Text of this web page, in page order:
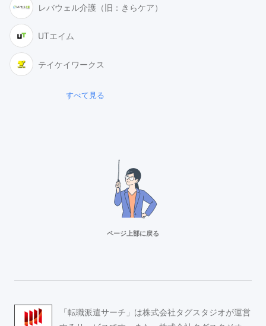
事務求人が豊富！
レバウェル介護（旧：きらケア）
UTエイム
テイケイワークス
すべて見る
ページ上部に戻る
「転職派遣サーチ」は株式会社タグスタジオが運営